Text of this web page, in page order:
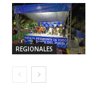
REGIONALES